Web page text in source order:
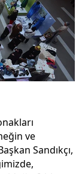
ve
Sandıkçı,